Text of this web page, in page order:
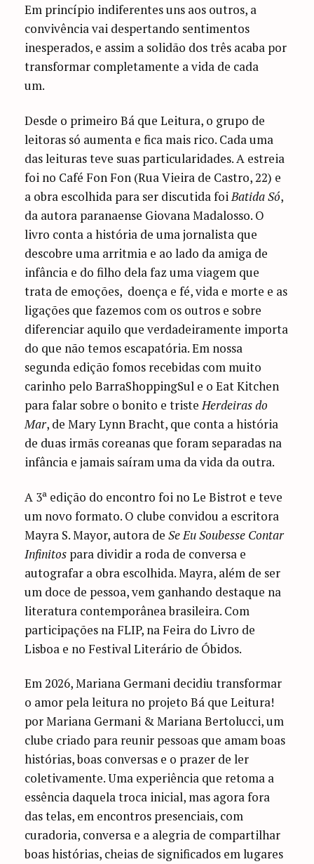
Em princípio indiferentes uns aos outros, a
convivência vai despertando sentimentos
inesperados, e assim a solidão dos três acaba por
transformar completamente a vida de cada
um.
Desde o primeiro Bá que Leitura, o grupo de
leitoras só aumenta e fica mais rico. Cada uma
das leituras teve suas particularidades. A estreia
foi no Café Fon Fon (Rua Vieira de Castro, 22) e
a obra escolhida para ser discutida foiBatida Só,
da autora paranaense Giovana Madalosso. O
livro conta a história de uma jornalista que
descobre uma arritmia e ao lado da amiga de
infância e do filho dela faz uma viagem que
trata de emoções, doença e fé, vida e morte e as
ligações que fazemos com os outros e sobre
diferenciar aquilo que verdadeiramente importa
do que não temos escapatória. Em nossa
segunda edição fomos recebidas com muito
carinho pelo BarraShoppingSul e o Eat Kitchen
para falar sobre o bonito e tristeHerdeiras do
Mar, de Mary Lynn Bracht, que conta a história
de duas irmãs coreanas que foram separadas na
infância e jamais saíram uma da vida da outra.
A 3ª edição do encontro foi no Le Bistrot e teve
um novo formato. O clube convidou a escritora
Mayra S. Mayor, autora deSe Eu Soubesse Contar
Infinitos para dividir a roda de conversa e
autografar a obra escolhida. Mayra, além de ser
um doce de pessoa, vem ganhando destaque na
literatura contemporânea brasileira. Com
participações na FLIP, na Feira do Livro de
Lisboa e no Festival Literário de Óbidos.
Em 2026, Mariana Germani decidiu transformar
o amor pela leitura no projeto Bá que Leitura!
por Mariana Germani & Mariana Bertolucci, um
clube criado para reunir pessoas que amam boas
histórias, boas conversas e o prazer de ler
coletivamente. Uma experiência que retoma a
essência daquela troca inicial, mas agora fora
das telas, em encontros presenciais, com
curadoria, conversa e a alegria de compartilhar
boas histórias, cheias de significados em lugares